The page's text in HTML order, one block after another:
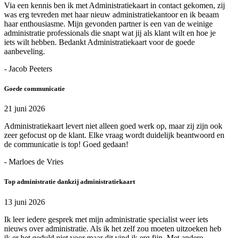
Via een kennis ben ik met Administratiekaart in contact gekomen, zij
was erg tevreden met haar nieuw administratiekantoor en ik beaam
haar enthousiasme. Mijn gevonden partner is een van de weinige
administratie professionals die snapt wat jij als klant wilt en hoe je
iets wilt hebben. Bedankt Administratiekaart voor de goede
aanbeveling.
- Jacob Peeters
Goede communicatie
21 juni 2026
Administratiekaart levert niet alleen goed werk op, maar zij zijn ook
zeer gefocust op de klant. Elke vraag wordt duidelijk beantwoord en
de communicatie is top! Goed gedaan!
- Marloes de Vries
Top administratie dankzij administratiekaart
13 juni 2026
Ik leer iedere gesprek met mijn administratie specialist weer iets
nieuws over administratie. Als ik het zelf zou moeten uitzoeken heb